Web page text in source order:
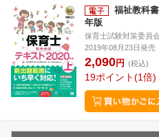
福祉教科
年版
保育士試験対策委員
2019年08月23日発売
2,090円 (税込)
19ポイント 1倍